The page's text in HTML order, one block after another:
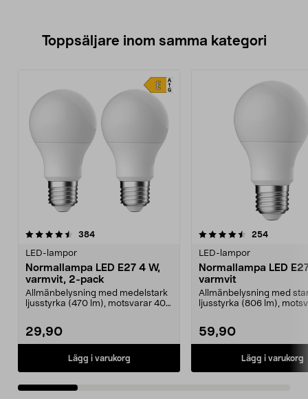
Toppsäljare inom samma kategori
384recensioner
LED-lampor
Normallampa LED E27 4 W,
varmvit, 2-pack
Allmänbelysning med medelstark
ljusstyrka (470 lm), motsvarar 40
29,90
Lägg i varukorg
4.5 av 5 stjärnor 254
LED-lampor
Normallampa LED
varmvit
Allmänbelysning med
ljusstyrka (806 lm),
59,90
Lägg i varukorg
4.5 av 5 stjärnor